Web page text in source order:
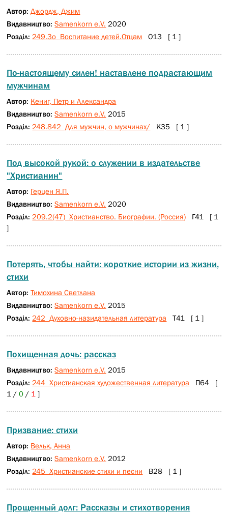
Автор:Джордж, Джим
Видавництво:Samenkorn e.V. 2020
Розділ: 249.3о Воспитание детей.Отцам О13 [ 1 ]
По-настоящему силен! наставлене подрастающим
мужчинам
Автор: Кениг, Петр и Александра
Видавництво:Samenkorn e.V. 2015
Розділ: 248.842 Для мужчин, о мужчинах/ К35 [ 1 ]
Под высокой рукой: о служении в издательстве
"Христианин"
Автор: Герцен Я.П.
Видавництво:Samenkorn e.V. 2020
Розділ: 209.2(47) Христианство. Биографии. (Россия) Г41 [ 1
]
Потерять, чтобы найти: короткие истории из жизни,
стихи
Автор:Тимохина Светлана
Видавництво:Samenkorn e.V. 2015
Розділ: 242 Духовно-назидательная литература Т41 [ 1 ]
Похищенная дочь: рассказ
Видавництво:Samenkorn e.V. 2015
Розділ: 244 Христианская художественная литература П64 [
1 /0 / 1]
Призвание: стихи
Автор: Вельк, Анна
Видавництво:Samenkorn e.V. 2012
Розділ: 245 Христианские стихи и песни В28 [ 1 ]
Прощенный долг: Рассказы и стихотворения